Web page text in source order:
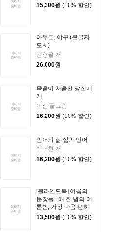
15,300원 (10% 할인)
아무튼, 야구 (큰글자
도서)
김영글 저
26,000원
죽음이 처음인 당신에
게
이삼 글그림
16,200원 (10% 할인)
언어의 삶 삶의 언어
백낙천 저
16,200원 (10% 할인)
[블라인드북] 여름의
문장들 : 해 질 녘의 여
름밤, 가장 마음 편히
걷고 자유로웠기에,
13,500원 (10% 할인)